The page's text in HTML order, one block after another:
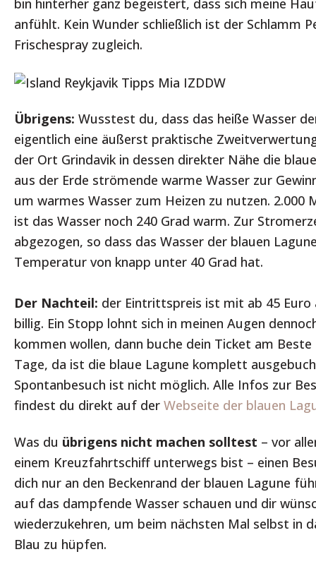
bin hinterher ganz begeistert, dass sich meine
anfühlt. Kein Wunder schließlich ist der Schlamm
Frischespray zugleich.
Übrigens: Wusstest du, dass das heiße Wasser
eigentlich eine äußerst praktische
der Ort Grindavik in dessen direkter Nähe die
aus der Erde strömende warme Wasser zur
um warmes Wasser zum Heizen zu nutzen. 2.000
ist das Wasser noch 240 Grad warm. Zur
abgezogen, so dass das Wasser der blauen
Temperatur von knapp unter 40 Grad hat.
Der Nachteil: der Eintrittspreis ist mit ab 45
billig. Ein Stopp lohnt sich in meinen Augen
kommen wollen, dann buche dein Ticket am
Tage, da ist die blaue Lagune komplett
Spontanbesuch ist nicht möglich. Alle Infos zur
findest du direkt auf der Webseite der blauen
Was du übrigens nicht machen solltest – vor
einem Kreuzfahrtschiff unterwegs bist – einen
dich nur an den Beckenrand der blauen Lagune
auf das dampfende Wasser schauen und dir
wiederzukehren, um beim nächsten Mal selbst in
Blau zu hüpfen.